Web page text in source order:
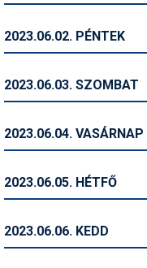
Ingatlan
Kerékpár
2023.06.02. PÉNTEK
2023.06.03. SZOMBAT
2023.06.04. VASÁRNAP
2023.06.05. HÉTFŐ
2023.06.06. KEDD